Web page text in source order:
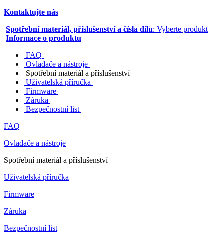
Kontaktujte nás
Spotřební materiál, příslušenství a čísla dílů: Vyberte produkt
Informace o produktu
FAQ
Ovladače a nástroje
Spotřební materiál a příslušenství
Uživatelská příručka
Firmware
Záruka
Bezpečnostní list
FAQ
Ovladače a nástroje
Spotřební materiál a příslušenství
Uživatelská příručka
Firmware
Záruka
Bezpečnostní list